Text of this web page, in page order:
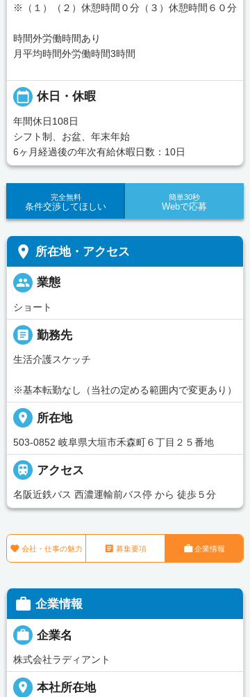
※（１）（２）休憩時間０分（３）休憩時間６０分
時間外労働時間あり
月平均時間外労働時間3時間
calendar_today 休日・休暇
年間休日108日
シフト制、お盆、年末年始
6ヶ月経過後の年次有給休暇日数：10日
完全無料
条件交渉してほしい
簡単30秒
Webで応募
place 所在地・アクセス
people 業態
ショート
_pin
勤務先
生活介護スケッチ
※基本転勤なし（当社の定める範囲内で変更あり）
place 所在地
503-0852 岐阜県大垣市禾森町６丁目２５番地
 アクセス
名阪近鉄バス 西濃運輸前バス停 から 徒歩５分
 会社・仕事の魅力  募集要項 企業情報
 企業情報
 企業名
株式会社ラディアント
place 本社所在地